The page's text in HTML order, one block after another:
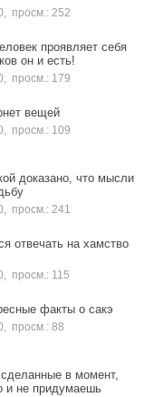
просм.: 252
проявляет себя
он и есть!
просм.: 179
вещей
просм.: 109
доказано, что мысли
просм.: 241
отвечать на хамство
просм.: 115
факты о сакэ
просм.: 88
в момент,
и не придумаешь